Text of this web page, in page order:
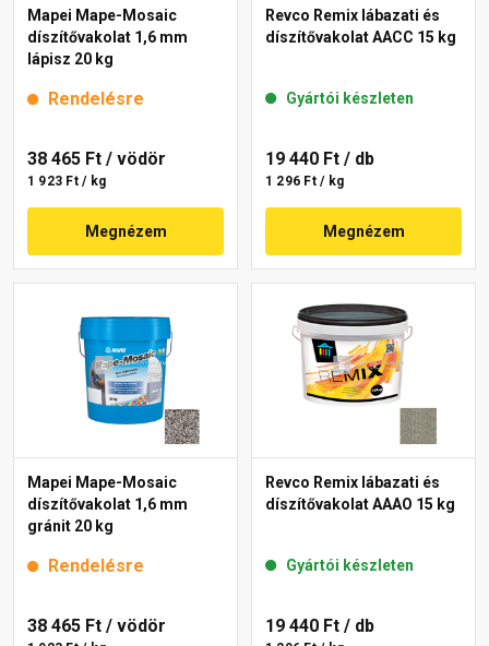
Mapei Mape-Mosaic
díszítővakolat 1,6 mm
lápisz 20 kg
Rendelésre
38 465 Ft / vödör
1 923 Ft / kg
Megnézem
Revco Remix lábazati és
díszítővakolat AACC 15 kg
Gyártói készleten
19 440 Ft / db
1 296 Ft / kg
Megnézem
Mapei Mape-Mosaic
díszítővakolat 1,6 mm
gránit 20 kg
Rendelésre
38 465 Ft / vödör
Revco Remix lábazati és
díszítővakolat AAAO 15 kg
Gyártói készleten
19 440 Ft / db